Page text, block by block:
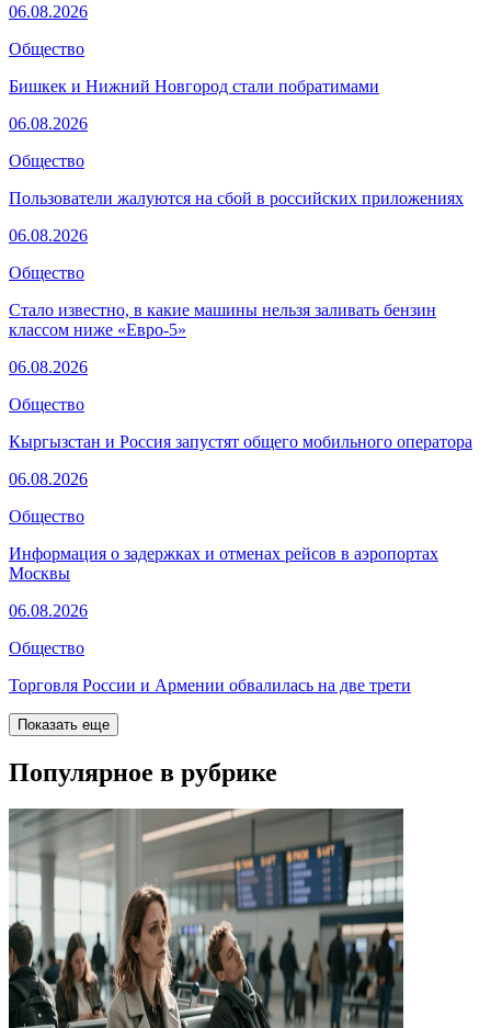
06.08.2026
Общество
Бишкек и Нижний Новгород стали побратимами
06.08.2026
Общество
Пользователи жалуются на сбой в российских приложениях
06.08.2026
Общество
Стало известно, в какие машины нельзя заливать бензин
классом ниже «Евро-5»
06.08.2026
Общество
Кыргызстан и Россия запустят общего мобильного оператора
06.08.2026
Общество
Информация о задержках и отменах рейсов в аэропортах
Москвы
06.08.2026
Общество
Торговля России и Армении обвалилась на две трети
Показать еще
Популярное в рубрике